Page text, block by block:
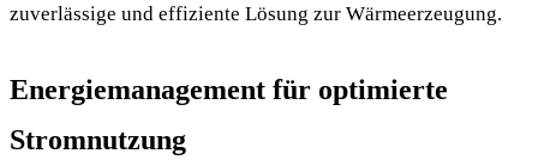
zuverlässige und effiziente Lösung zur Wärmeerzeugung.
Energiemanagement für optimierte
Stromnutzung